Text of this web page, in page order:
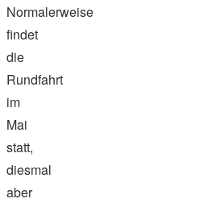
Normalerweise
findet
die
Rundfahrt
im
Mai
statt,
diesmal
aber